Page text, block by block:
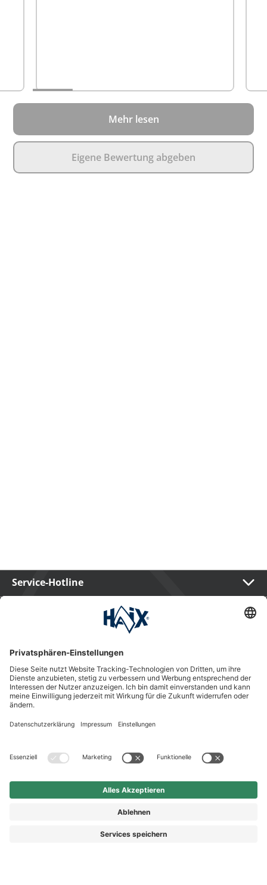
Mehr lesen
Eigene Bewertung abgeben
Abhängig vom Lieferland kann die MwSt. an der Kasse
Service-Hotline
Newsletter
Kauf auf Rechnung
Rechnungskauf
Nachnahme